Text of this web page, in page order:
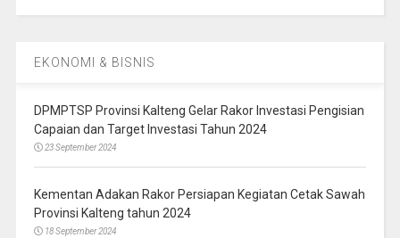
EKONOMI & BISNIS
DPMPTSP Provinsi Kalteng Gelar Rakor Investasi Pengisian
Capaian dan Target Investasi Tahun 2024
23 September 2024
Kementan Adakan Rakor Persiapan Kegiatan Cetak Sawah
Provinsi Kalteng tahun 2024
18 September 2024